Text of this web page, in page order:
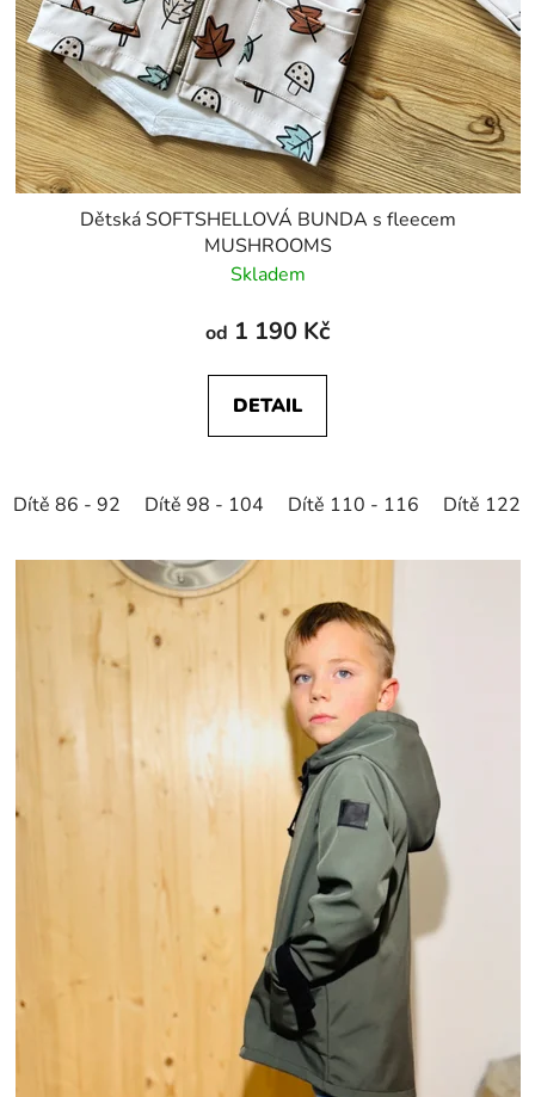
Dětská SOFTSHELLOVÁ BUNDA s fleecem
MUSHROOMS
Skladem
od 1 190 Kč
DETAIL
Dítě 86 - 92 Dítě 98 - 104 Dítě 110 - 116 Dítě 122